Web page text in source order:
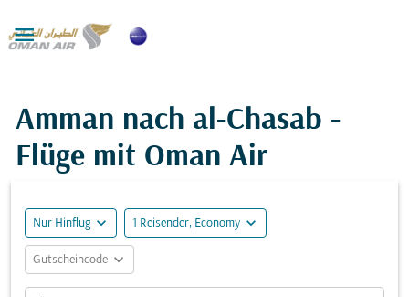

Amman nach al-Chasab -
Flüge mit Oman Air
Nur Hinflug expand_more 1 Reisender, Economy expand_more
Gutscheincode expand_more